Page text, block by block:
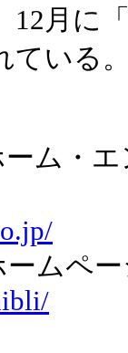
12月に
ている
ム・
ムペ